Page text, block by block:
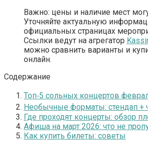
Важно: цены и наличие мест
Уточняйте актуальную
официальных страницах
Ссылки ведут на агрегатор
можно сравнить варианты и
онлайн.
Содержание
Топ‑5 сольных концертов
Необычные форматы: стендап +
Где проходят концерты: обзор
Афиша на март 2026: что не
Как купить билеты: советы